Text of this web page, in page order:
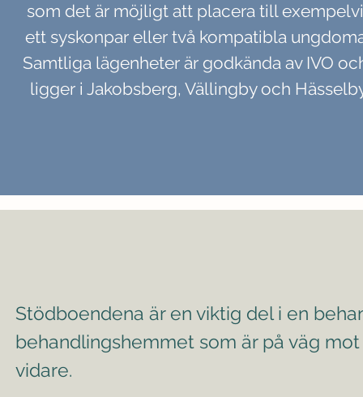
som det är möjligt att placera till
ett syskonpar eller två kompatibla
Samtliga lägenheter är godkända av IVO
ligger i Jakobsberg, Vällingby och
Stödboendena är en viktig del i en
behandlingshemmet som är på väg
vidare.